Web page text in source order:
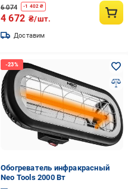
6 074 -1 402 ₴
4 672 ₴/шт.
Доставим
Обогреватель инфракрасный
Neo Tools 2000 Вт